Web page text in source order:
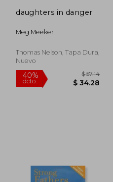
45%
dcto.
$ 59.92
$ 32.96
daughters in danger
Meg Meeker
Thomas Nelson, Tapa Dura,
Nuevo